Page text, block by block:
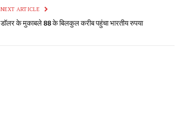
NEXT ARTICLE
डॉलर के मुकाबले 88 के बिलकुल करीब पहुंचा भारतीय रुपया